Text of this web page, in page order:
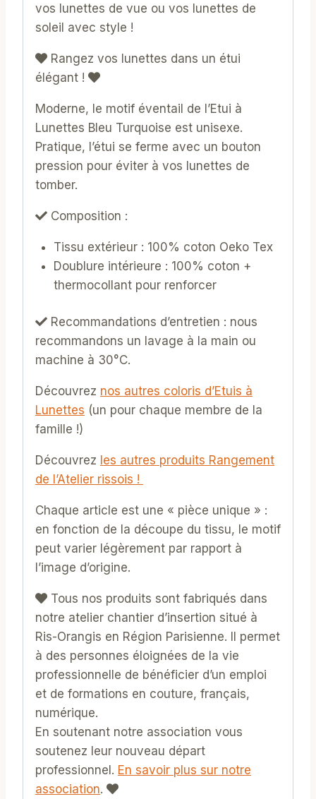
vos lunettes de vue ou vos lunettes de
soleil avec style !
Rangez vos lunettes dans un étui
élégant !
Moderne, le motif éventail de l’Etui à
Lunettes Bleu Turquoise est unisexe.
Pratique, l’étui se ferme avec un bouton
pression pour éviter à vos lunettes de
tomber.
Composition :
Tissu extérieur : 100% coton Oeko Tex
Doublure intérieure : 100% coton +
thermocollant pour renforcer
Recommandations d’entretien : nous
recommandons un lavage à la main ou
machine à 30°C.
Découvrez nos autres coloris d’Etuis à
Lunettes (un pour chaque membre de la
famille !)
Découvrez les autres produits Rangement
de l’Atelier rissois !
Chaque article est une « pièce unique » :
en fonction de la découpe du tissu, le motif
peut varier légèrement par rapport à
l’image d’origine.
Tous nos produits sont fabriqués dans
notre atelier chantier d’insertion situé à
Ris-Orangis en Région Parisienne. Il permet
à des personnes éloignées de la vie
professionnelle de bénéficier d’un emploi
et de formations en couture, français,
numérique.
En soutenant notre association vous
soutenez leur nouveau départ
professionnel. En savoir plus sur notre
association.